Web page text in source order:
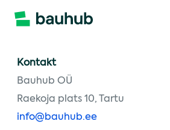
Kontakt
Bauhub OÜ
Raekoja plats 10, Tartu
info@bauhub.ee